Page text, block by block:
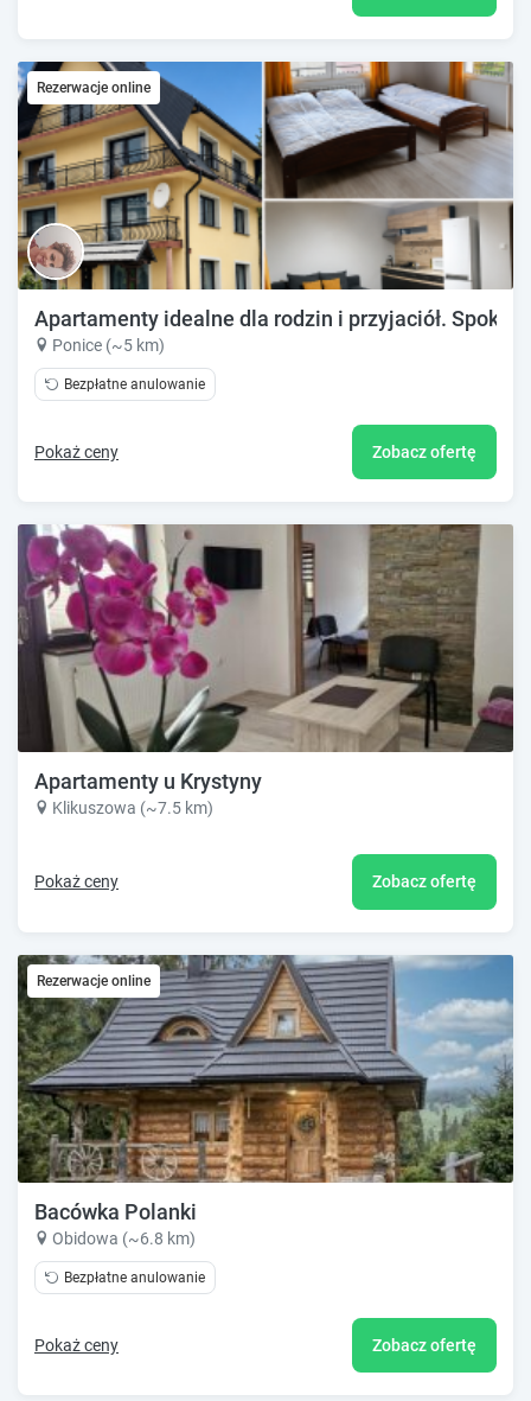
Rezerwacje online
Apartamenty idealne dla rodzin i przyjaciół.
Ponice (~5 km)
Bezpłatne anulowanie
Pokaż ceny Zobacz ofertę
Apartamenty u Krystyny
Klikuszowa (~7.5 km)
Pokaż ceny Zobacz ofertę
Rezerwacje online
Bacówka Polanki
Obidowa (~6.8 km)
Bezpłatne anulowanie
Pokaż ceny Zobacz ofertę